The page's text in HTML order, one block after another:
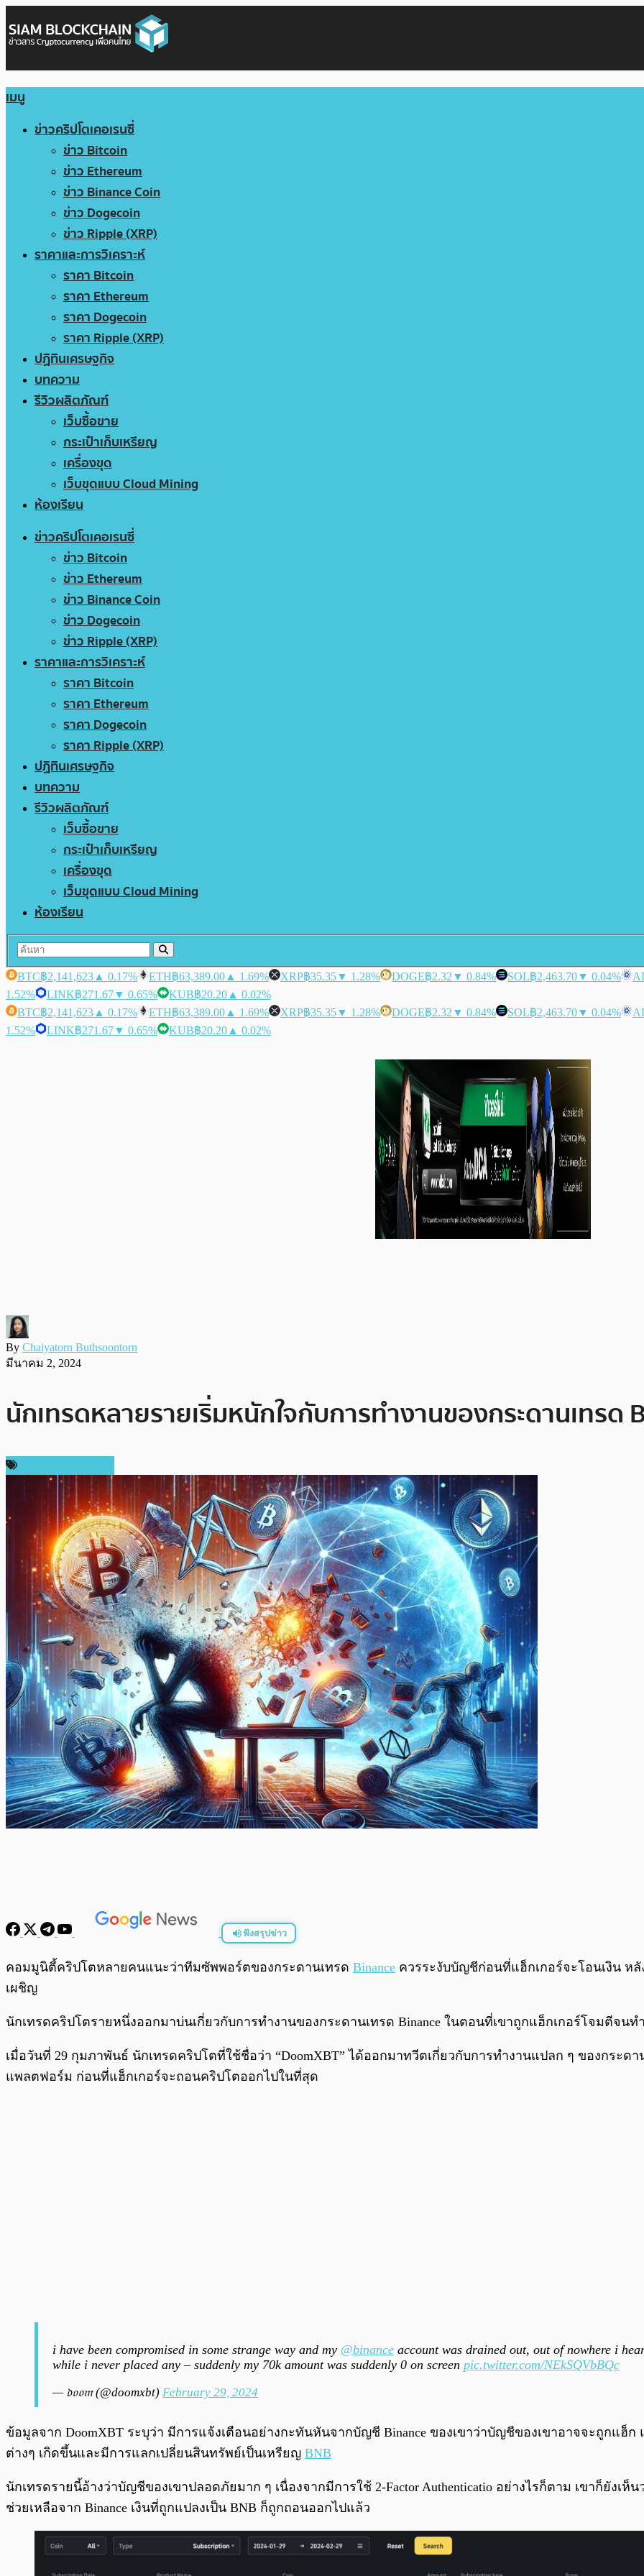
เมนู
ข่าวคริปโตเคอเรนซี่
ข่าว Bitcoin
ข่าว Ethereum
ข่าว Binance Coin
ข่าว Dogecoin
ข่าว Ripple (XRP)
ราคาและการวิเคราะห์
ราคา Bitcoin
ราคา Ethereum
ราคา Dogecoin
ราคา Ripple (XRP)
ปฏิทินเศรษฐกิจ
บทความ
รีวิวผลิตภัณฑ์
เว็บซื้อขาย
กระเป๋าเก็บเหรียญ
เครื่องขุด
เว็บขุดแบบ Cloud Mining
ห้องเรียน
ข่าวคริปโตเคอเรนซี่
ข่าว Bitcoin
ข่าว Ethereum
ข่าว Binance Coin
ข่าว Dogecoin
ข่าว Ripple (XRP)
ราคาและการวิเคราะห์
ราคา Bitcoin
ราคา Ethereum
ราคา Dogecoin
ราคา Ripple (XRP)
ปฏิทินเศรษฐกิจ
บทความ
รีวิวผลิตภัณฑ์
เว็บซื้อขาย
กระเป๋าเก็บเหรียญ
เครื่องขุด
เว็บขุดแบบ Cloud Mining
ห้องเรียน
BTC฿2,141,623 ▲ 0.17% ETH฿63,389.00 ▲ 1.69% XRP฿35.35▼ 1.28% DOGE฿2.32 ▼ 0.84% SOL฿2,463.70▼ 0.04%
1.52%
LINK฿271.67▼ 0.65% KUB฿20.20 ▲ 0.02%
BTC฿2,141,623 ▲ 0.17% ETH฿63,389.00 ▲ 1.69% XRP฿35.35▼ 1.28% DOGE฿2.32 ▼ 0.84% SOL฿2,463.70▼ 0.04%
1.52%
LINK฿271.67▼ 0.65% KUB฿20.20 ▲ 0.02%
By Chaiyatorn Buthsoontorn
มีนาคม 2, 2024
นักเทรดหลายรายเริ่มหนักใจกับการทำงานของกระดานเทรด
ฟังสรุปข่าว
พร้อมเล่น
คอมมูนิตี้คริปโตหลายคนแนะว่าทีมซัพพอร์ตของกระดานเทรด Binance ควรระงับบัญชีก่อนที่แฮ็กเกอร์จะโอนเงิน ห
เผชิญ
นักเทรดคริปโตรายหนึ่งออกมาบ่นเกี่ยวกับการทำงานของกระดานเทรด Binance ในตอนที่เขาถูกแฮ็กเกอร์โจมตีจนท
เมื่อวันที่ 29 กุมภาพันธ์ นักเทรดคริปโตที่ใช้ชื่อว่า “DoomXBT” ได้ออกมาทวีตเกี่ยวกับการทำงานแปลก ๆ ของกระดา
แพลตฟอร์ม ก่อนที่แฮ็กเกอร์จะถอนคริปโตออกไปในที่สุด
i have been compromised in some strange way and my @binance account was drained out, out of nowhere i
while i never placed any – suddenly my 70k amount was suddenly 0 on screen pic.twitter.com/NEkSQVbBQc
— 𝔡𝔬𝔬𝔪 (@doomxbt) February 29, 2024
ข้อมูลจาก DoomXBT ระบุว่า มีการแจ้งเตือนอย่างกะทันหันจากบัญชี Binance ของเขาว่าบัญชีของเขาอาจจะถูกแฮ็
ต่างๆ เกิดขึ้นและมีการแลกเปลี่ยนสินทรัพย์เป็นเหรียญ BNB
นักเทรดรายนี้อ้างว่าบัญชีของเขาปลอดภัยมาก ๆ เนื่องจากมีการใช้ 2-Factor Authenticatio อย่างไรก็ตาม เขาก็ยังเ
ช่วยเหลือจาก Binance เงินที่ถูกแปลงเป็น BNB ก็ถูกถอนออกไปแล้ว